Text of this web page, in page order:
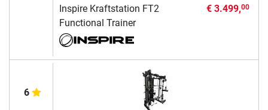
Inspire Kraftstation FT2
Functional Trainer
€ 3.499,00
6